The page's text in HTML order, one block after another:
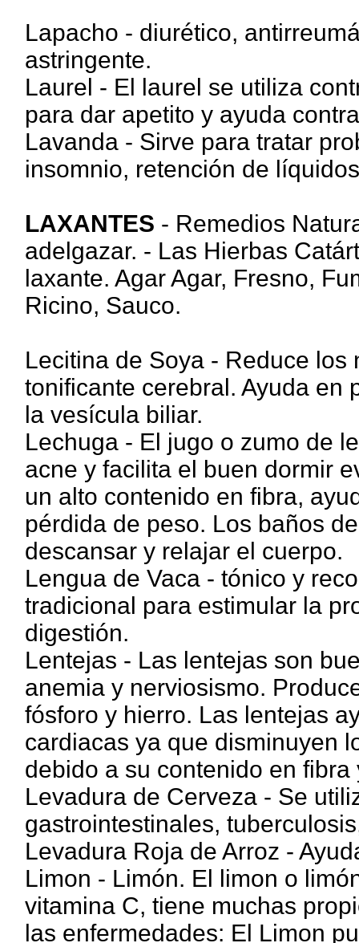
Lapacho - diurético,
astringente.
Laurel - El laurel se utiliza
para dar apetito y ayuda
Lavanda - Sirve para tratar
insomnio, retención de
LAXANTES - Remedios
adelgazar. - Las Hierbas
laxante. Agar Agar, Fresno,
Ricino, Sauco.
Lecitina de Soya - Reduce
tonificante cerebral. Ayuda en
la vesícula biliar.
Lechuga - El jugo o zumo de
acne y facilita el buen dormir
un alto contenido en fibra,
pérdida de peso. Los baños
descansar y relajar el cuerpo.
Lengua de Vaca - tónico y
tradicional para estimular la
digestión.
Lentejas - Las lentejas son
anemia y nerviosismo.
fósforo y hierro. Las lentejas
cardiacas ya que disminuyen
debido a su contenido en fibra
Levadura de Cerveza - Se
gastrointestinales,
Levadura Roja de Arroz -
Limon - Limón. El limon o
vitamina C, tiene muchas
las enfermedades: El Limon